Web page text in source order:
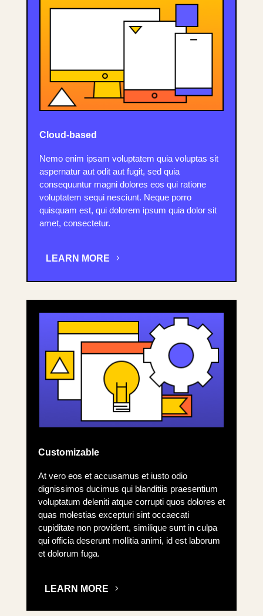
Cloud-based
Nemo enim ipsam voluptatem quia voluptas sit
aspernatur aut odit aut fugit, sed quia
consequuntur magni dolores eos qui ratione
voluptatem sequi nesciunt. Neque porro
quisquam est, qui dolorem ipsum quia dolor sit
amet, consectetur.
LEARN MORE
Customizable
At vero eos et accusamus et iusto odio
dignissimos ducimus qui blanditiis praesentium
voluptatum deleniti atque corrupti quos dolores et
quas molestias excepturi sint occaecati
cupiditate non provident, similique sunt in culpa
qui officia deserunt mollitia animi, id est laborum
et dolorum fuga.
LEARN MORE